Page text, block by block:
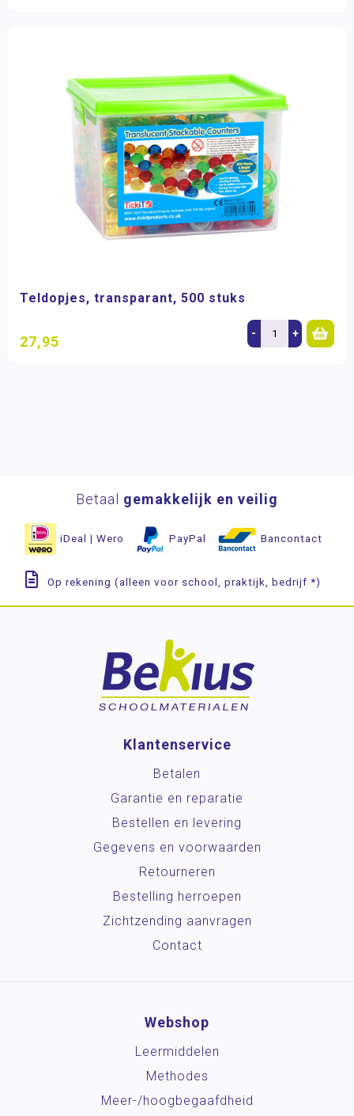
Teldopjes, transparant, 500 stuks
27,95 - +
Betaal gemakkelijk en veilig
iDeal | Wero PayPal Bancontact
Op rekening (alleen voor school, praktijk, bedrijf *)
Klantenservice
Betalen
Garantie en reparatie
Bestellen en levering
Gegevens en voorwaarden
Retourneren
Bestelling herroepen
Zichtzending aanvragen
Contact
Webshop
Leermiddelen
Methodes
Meer-/hoog­begaafdheid